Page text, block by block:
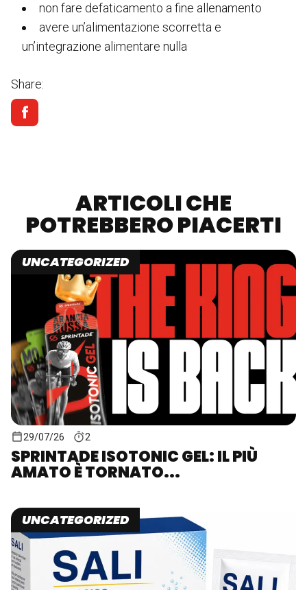
non fare defaticamento a fine allenamento
avere un’alimentazione scorretta e
un’integrazione alimentare nulla
Share:
ARTICOLI CHE
POTREBBERO PIACERTI
UNCATEGORIZED
29/07/26 2
SPRINTADE ISOTONIC GEL: IL PIÙ
AMATO È TORNATO...
UNCATEGORIZED